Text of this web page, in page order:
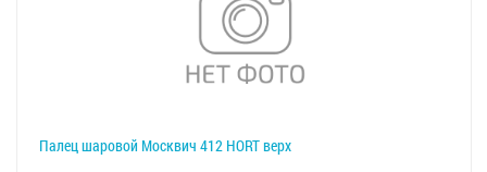
Палец шаровой Москвич 412 HORT верх